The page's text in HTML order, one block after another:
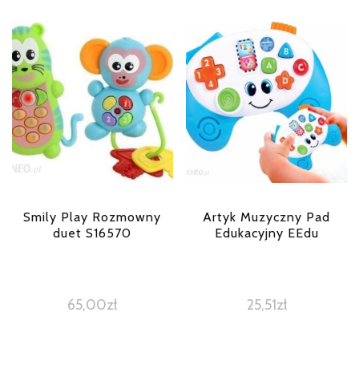
Smily Play Rozmowny
duet S16570
65,00zł
Artyk Muzyczny Pad
Edukacyjny EEdu
25,51zł